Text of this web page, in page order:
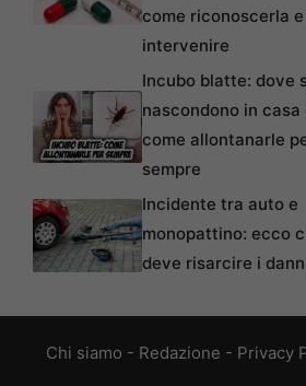
come riconoscerla
intervenire
Incubo blatte: dove
nascondono in casa
come allontanarle
sempre
Incidente tra auto e
monopattino: ecco
deve risarcire i
Chi siamo - Redazione - Privacy